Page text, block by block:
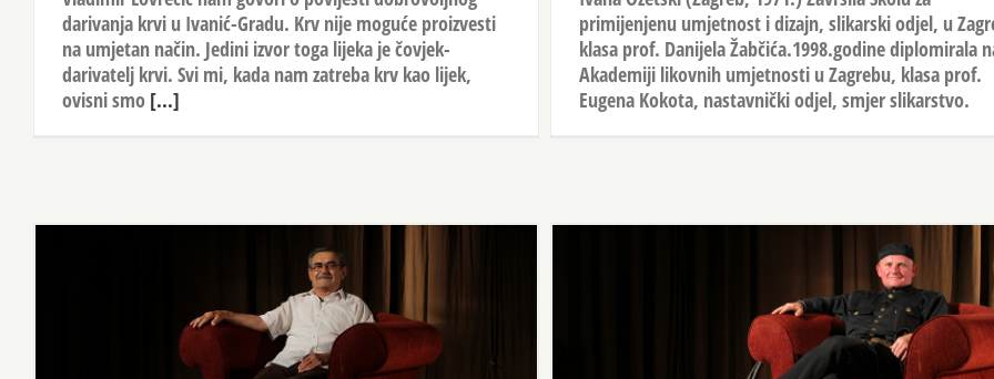
darivanja krvi u Ivanić-Gradu. Krv nije moguće proizvesti
na umjetan način. Jedini izvor toga lijeka je čovjek-
darivatelj krvi. Svi mi, kada nam zatreba krv kao lijek,
ovisni smo [...]
primijenjenu umjetnost i dizajn, slikarski odjel, u
klasa prof. Danijela Žabčića.1998.godine diplomirala
Akademiji likovnih umjetnosti u Zagrebu, klasa prof.
Eugena Kokota, nastavnički odjel, smjer slikarstvo.